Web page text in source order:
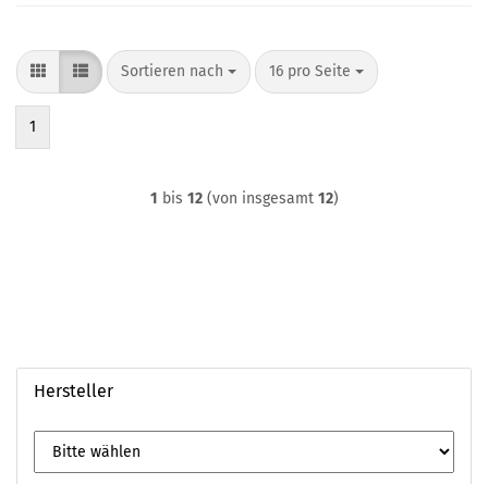
Sortieren nach
Sortieren nach 16 pro Seite
pro Seite
1
1 bis 12(von insgesamt 12)
Hersteller